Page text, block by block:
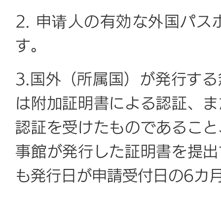
2. 申请人の有効な外国パス
す。
3.国外（所属国）が発行す
は附加証明書による認証、
認証を受けたものであるこ
事館が発行した証明書を提
も発行日が申請受付日の6カ